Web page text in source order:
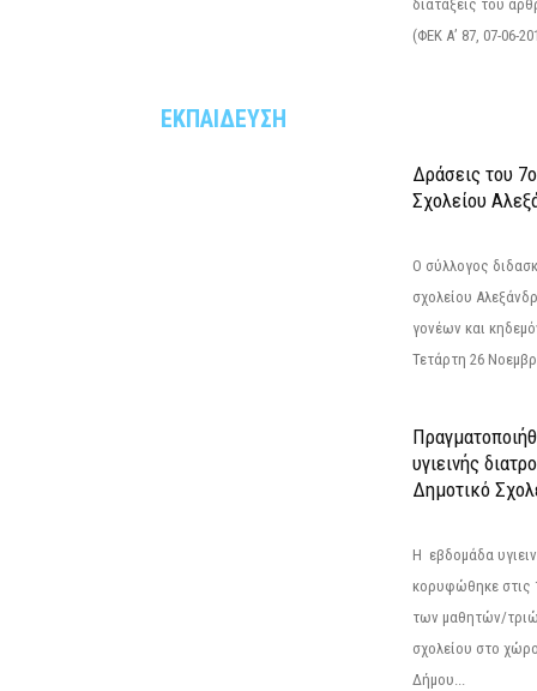
διατάξεις του
(ΦΕΚ Α’ 87, 07-06-
ΕΚΠΑΙΔΕΥΣΗ
Δράσεις του
Σχολείου
Ο σύλλογος
σχολείου
γονέων και
Τετάρτη 26
υγιεινής
Δημοτικό
Η εβδομάδα
κορυφώθηκε στις
των μαθητών/
σχολείου στο
Δήμου...